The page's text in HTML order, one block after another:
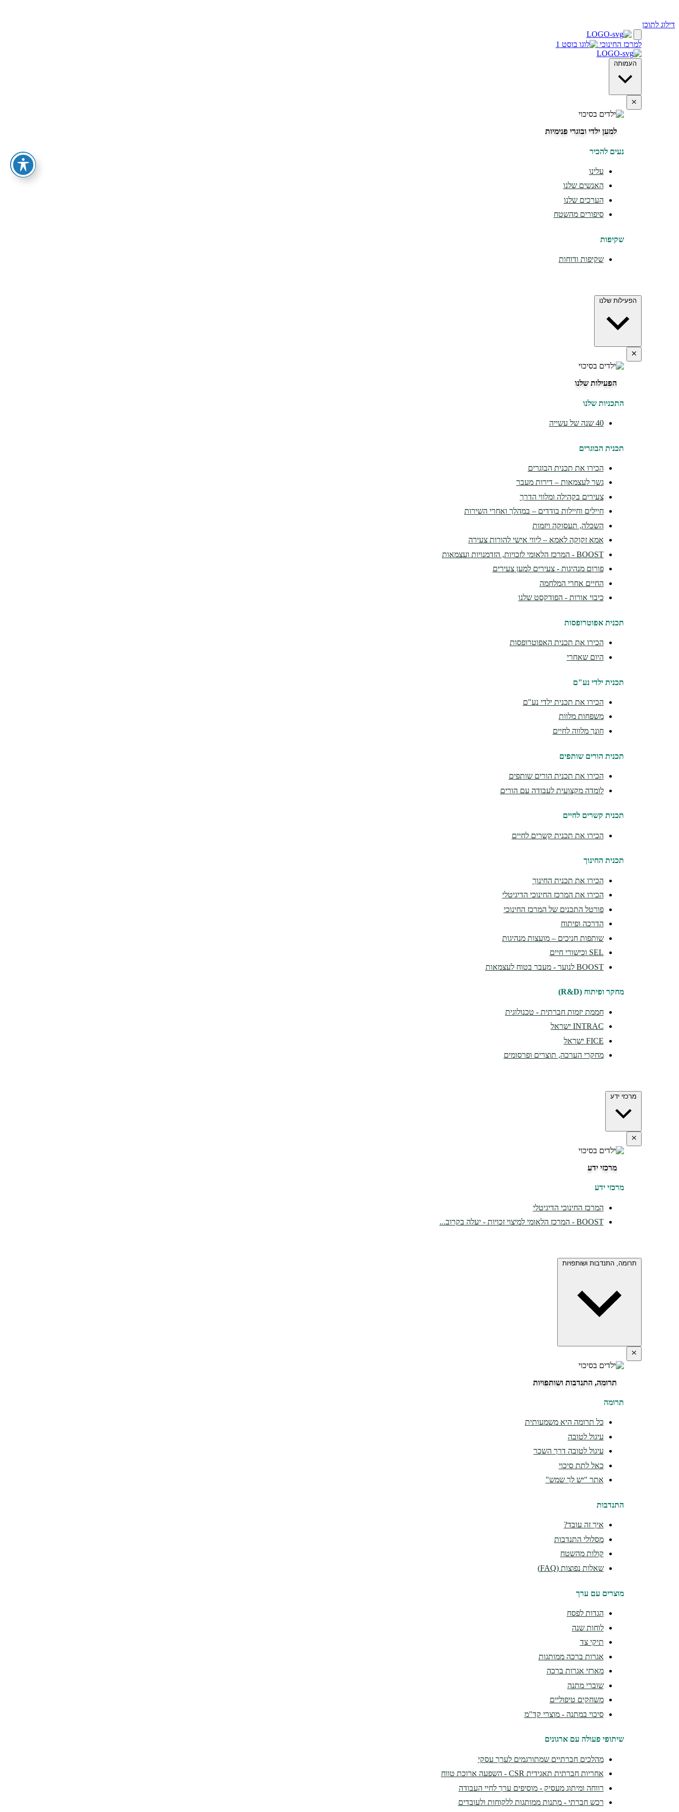
דילוג לתוכן
למרכז החינוכי
העמותה
למען ילדי ובוגרי פנימיות
נעים להכיר
עלינו
האנשים שלנו
הערכים שלנו
סיפורים מהשטח
שקיפות
שקיפות ודוחות
הפעילות שלנו
הפעילות שלנו
התכניות שלנו
40 שנה של עשייה
תכנית הבוגרים
הכירו את תכנית הבוגרים
גשר לעצמאות – דירות מעבר
צעירים בקהילה ומלווי הדרך
חיילים וחיילות בודדים – במהלך ואחרי השירות
השכלה, תעסוקה ויזמות
אמא זקוקה לאמא – ליווי אישי להורות צעירה
BOOST - המרכז הלאומי לזכויות, הזדמנויות ועצמאות
פורום מנהיגות - צעירים למען צעירים
החיים אחרי המלחמה
כיבוי אורות - הפודקסט שלנו
תכנית אפוטרופסות
הכירו את תכנית האפוטרופסות
היום שאחרי
תכנית ילדי נע"ם
הכירו את תכנית ילדי נע"ם
משפחות מלוות
חונך מלווה לחיים
תכנית הורים שותפים
הכירו את תכנית הורים שותפים
לומדה מקצועית לעבודה עם הורים
תכנית קשרים לחיים
הכירו את תכנית קשרים לחיים
תכנית החינוך
הכירו את תכנית החינוך
הכירו את המרכז החינוכי הדיגיטלי
פורטל התכנים של המרכז החינוכי
הדרכה ופיתוח
שותפות חניכים – מועצות מנהיגות
SEL וכישורי חיים
BOOST לנוער - מעבר בטוח לעצמאות
מחקר ופיתוח (R&D)
חממת יזמות חברתית - טכנולוגית
INTRAC ישראל
FICE ישראל
מחקרי הערכה, תוצרים ופרסומים
מרכזי ידע
מרכזי ידע
מרכזי ידע
המרכז החינוכי הדיגיטלי
BOOST - המרכז הלאומי למיצוי זכויות - יעלה בקרוב...
תרומה, התנדבות ושותפויות
תרומה, התנדבות ושותפויות
תרומה
כל תרומה היא משמעותית
עיגול לטובה
עיגול לטובה דרך השכר
כאל לתת סיכוי
אתר "יש לך שמש"
התנדבות
איך זה עובד?
מסלולי התנדבות
קולות מהשטח
שאלות נפוצות (FAQ)
מוצרים עם ערך
הגדות לפסח
לוחות שנה
תיקי צד
אגרות ברכה ממותגות
מארזי אגרות ברכה
שוברי מתנה
משחקים טיפוליים
סיכוי במתנה - מוצרי קד"מ
שיתופי פעולה עם ארגונים
מהלכים חברתיים שמתורגמים לערך עסקי
אחריות חברתית תאגידית CSR - השפעה ארוכת טווח
רווחה ומיתוג מעסיק - מוסיפים ערך לחיי העבודה
רכש חברתי - מתנות ממותגות ללקוחות ולעובדים